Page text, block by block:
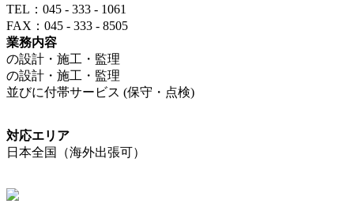
TEL：045 - 333 - 1061
FAX：045 - 333 - 8505
業務内容
の設計・施工・監理
の設計・施工・監理
並びに付帯サービス (保守・点検)
対応エリア
日本全国（海外出張可）